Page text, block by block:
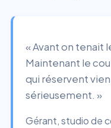
« Avant on tenait
Maintenant le
qui réservent
sérieusement. »
Gérant, studio de